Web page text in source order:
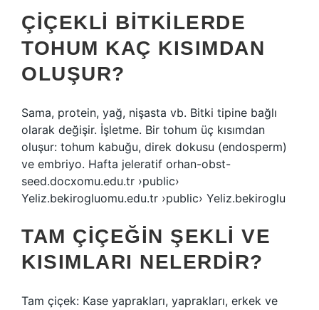
ÇIÇEKLI BITKILERDE
TOHUM KAÇ KISIMDAN
OLUŞUR?
Sama, protein, yağ, nişasta vb. Bitki tipine bağlı
olarak değişir. İşletme. Bir tohum üç kısımdan
oluşur: tohum kabuğu, direk dokusu (endosperm)
ve embriyo. Hafta jeleratif orhan-obst-
seed.docxomu.edu.tr ›public›
Yeliz.bekirogluomu.edu.tr ›public› Yeliz.bekiroglu
TAM ÇIÇEĞIN ŞEKLI VE
KISIMLARI NELERDIR?
Tam çiçek: Kase yaprakları, yaprakları, erkek ve